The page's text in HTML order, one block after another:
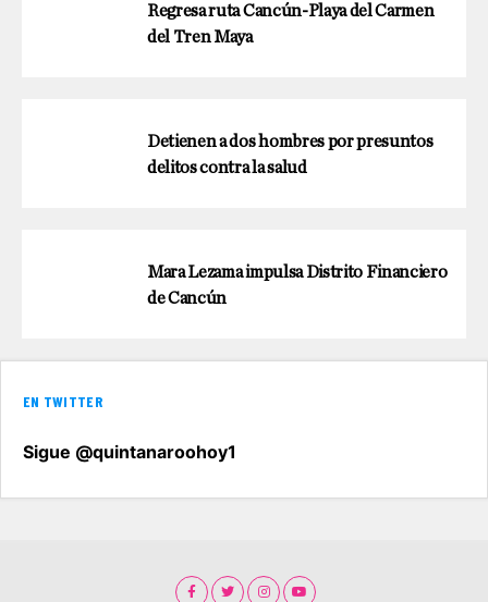
Regresa ruta Cancún-Playa del Carmen
del Tren Maya
Detienen a dos hombres por presuntos
delitos contra la salud
Mara Lezama impulsa Distrito Financiero
de Cancún
EN TWITTER
Sigue @quintanaroohoy1